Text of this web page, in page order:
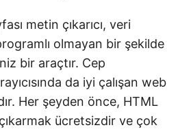
metin çıkarıcı, veri
olmayan bir şekilde
bir araçtır. Cep
da iyi çalışan web
Her şeyden önce, HTML
ücretsizdir ve çok